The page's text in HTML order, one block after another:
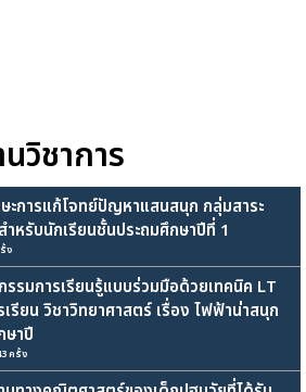
วิชาการ
การแก้โจทย์ปัญหาแสนสนุก กลุ่มสาระ
หรับนักเรียนชั้นประถมศึกษาปีที่ 1
ง
รมการเรียนรู้แบบร่วมมือด้วยเทคนิค LT
รียน วิชาวิทยาศาสตร์ เรื่อง ไฟฟ้าน่าสนุก
ษาปี
ครั้ง